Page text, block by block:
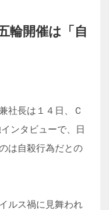
輪開催は「自
社長は１４日、Ｃ
ンタビューで、日
は自殺行為だとの
ルス禍に見舞われ